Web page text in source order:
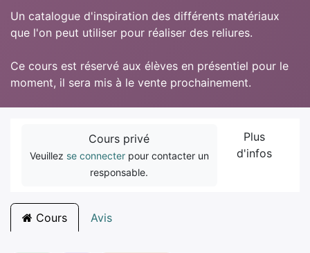
Un catalogue d'inspiration des différents matériaux
que l'on peut utiliser pour réaliser des reliures.
Ce cours est réservé aux élèves en présentiel pour le
moment, il sera mis à le vente prochainement.
Cours privé
Veuillez se connecterpour contacter un
responsable.
Plus
d'infos
Cours Avis